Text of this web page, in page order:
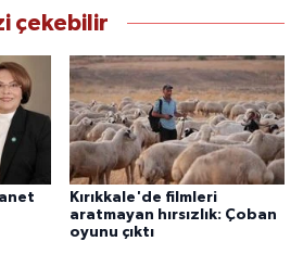
çekebilir
Kırıkkale'de filmleri
aratmayan hırsızlık: Çoban
oyunu çıktı